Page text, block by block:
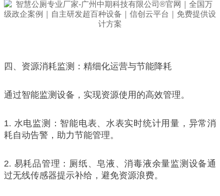
四、资源消耗监测：精细化运营与节能降耗
通过智能监测设备，实现资源使用的高效管理。
1. 水电监测：智能电表、水表实时统计用量，异常消
耗自动告警，助力节能管理。
2. 易耗品管理：厕纸、皂液、消毒液余量监测设备通
过无线传感器提示补给，避免资源浪费。